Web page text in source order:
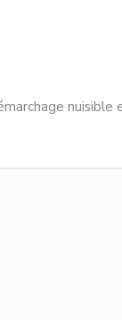
nuisible